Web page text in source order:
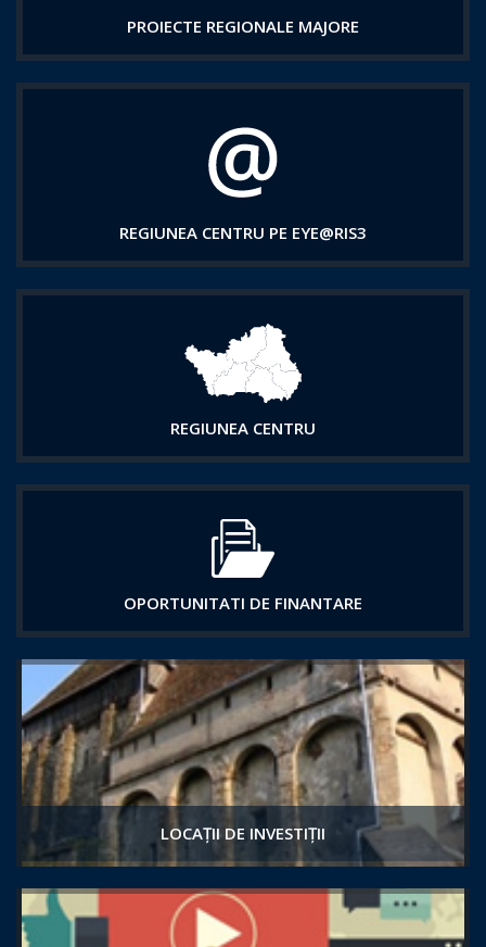
PROIECTE REGIONALE MAJORE
REGIUNEA CENTRU PE EYE@RIS3
REGIUNEA CENTRU
OPORTUNITATI DE FINANTARE
LOCAȚII DE INVESTIȚII